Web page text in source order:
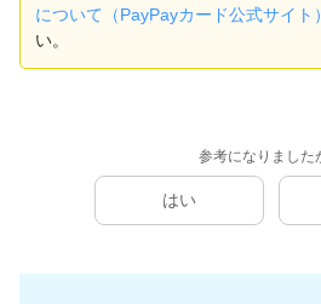
について（PayPayカード公式サイト）
い。
参考になりました
はい